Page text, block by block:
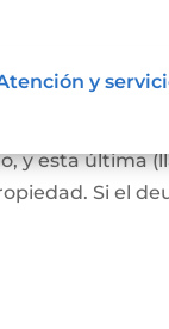
y
o una
y esta última
Si el